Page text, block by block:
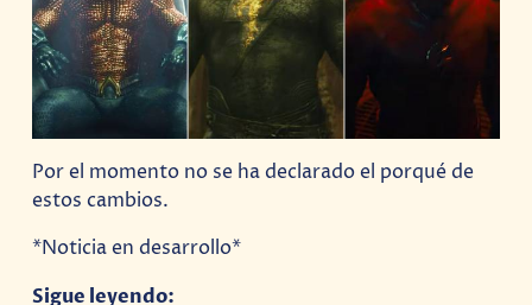
Por el momento no se ha declarado el porqué de
estos cambios.
*Noticia en desarrollo*
Sigue leyendo: